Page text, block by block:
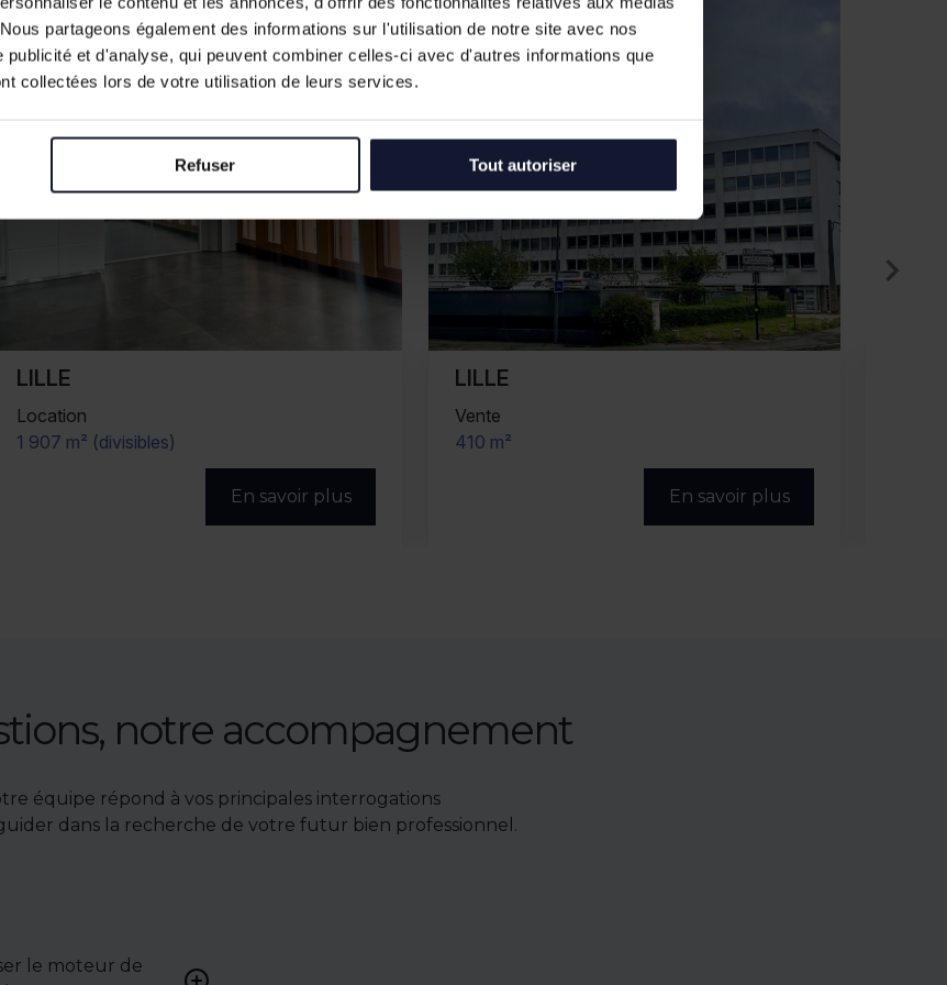
partageons également des informations sur l'utilisation de notre site avec nos
publicité et d'analyse, qui peuvent combiner celles-ci avec d'autres informations que
collectées lors de votre utilisation de leurs services.
Refuser Tout autoriser
LILLE
Vente
410 m²
En savoir plus
LILLE
Location
280 m² (divisibles)
En savoir plus
notre accompagnement
équipe répond à vos principales interrogations
dans la recherche de votre futur bien professionnel.
le moteur de